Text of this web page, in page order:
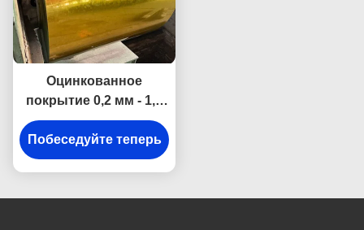
Оцинкованное
покрытие 0,2 мм - 1,5
мм Ppgi Ppgl
Стальной лист
катушка
Побеседуйте теперь